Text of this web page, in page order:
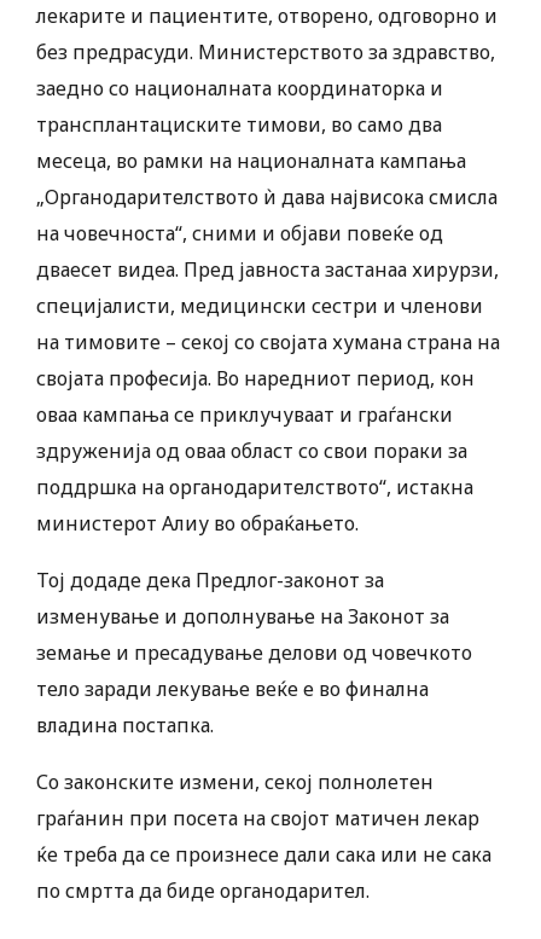
лекарите и пациентите, отворено, одговорно и
без предрасуди. Министерството за здравство,
заедно со националната координаторка и
трансплантациските тимови, во само два
месеца, во рамки на националната кампања
„Органодарителството ѝ дава највисока смисла
на човечноста“, сними и објави повеќе од
дваесет видеа. Пред јавноста застанаа хирурзи,
специјалисти, медицински сестри и членови
на тимовите – секој со својата хумана страна на
својата професија. Во наредниот период, кон
оваа кампања се приклучуваат и граѓански
здруженија од оваа област со свои пораки за
поддршка на органодарителството“, истакна
министерот Алиу во обраќањето.
Тој додаде дека Предлог-законот за
изменување и дополнување на Законот за
земање и пресадување делови од човечкото
тело заради лекување веќе е во финална
владина постапка.
Со законските измени, секој полнолетен
граѓанин при посета на својот матичен лекар
ќе треба да се произнесе дали сака или не сака
по смртта да биде органодарител.